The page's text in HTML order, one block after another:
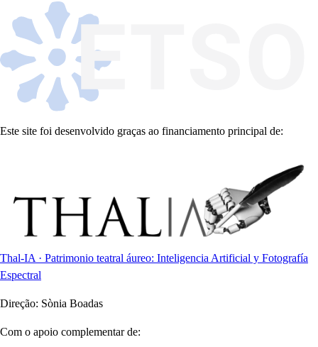
Este site foi desenvolvido graças ao financiamento principal de:
Thal-IA · Patrimonio teatral áureo: Inteligencia Artificial y Fotografía
Espectral
Direção: Sònia Boadas
Com o apoio complementar de: